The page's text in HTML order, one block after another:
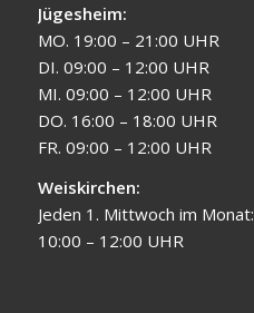
Jügesheim:
MO. 19:00 – 21:00 UHR
DI. 09:00 – 12:00 UHR
MI. 09:00 – 12:00 UHR
DO. 16:00 – 18:00 UHR
FR. 09:00 – 12:00 UHR
Weiskirchen:
Jeden 1. Mittwoch im Monat:
10:00 – 12:00 UHR